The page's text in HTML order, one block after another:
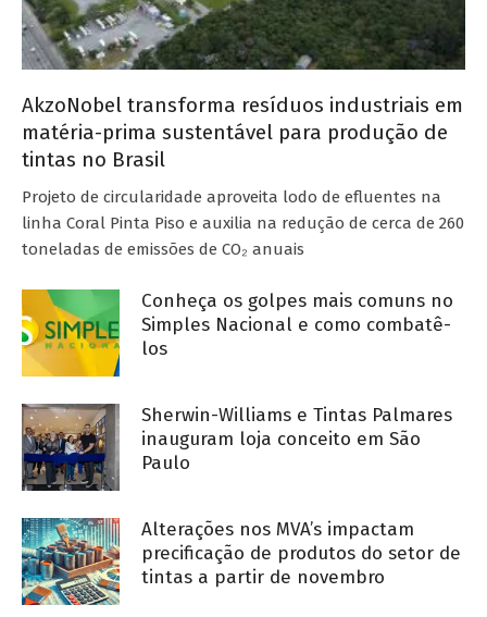
AkzoNobel transforma resíduos industriais em
matéria-prima sustentável para produção de
tintas no Brasil
Projeto de circularidade aproveita lodo de efluentes na
linha Coral Pinta Piso e auxilia na redução de cerca de 260
toneladas de emissões de CO₂ anuais
Conheça os golpes mais comuns no
Simples Nacional e como combatê-
los
Sherwin-Williams e Tintas Palmares
inauguram loja conceito em São
Paulo
Alterações nos MVA’s impactam
precificação de produtos do setor de
tintas a partir de novembro